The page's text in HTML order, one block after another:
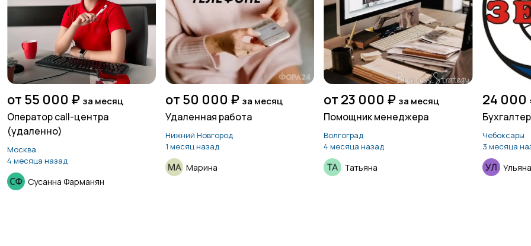
от 55 000 ₽ за месяц
Оператор call-центра
(удаленно)
Москва
4 месяца назад
Сусанна Фарманян
от 50 000 ₽ за месяц
Удаленная работа
Нижний Новгород
1 месяц назад
Марина
от 23 000 ₽ за месяц
Помощник менеджера
Волгоград
4 месяца назад
Татьяна
24 000
Чебоксары
3 месяца